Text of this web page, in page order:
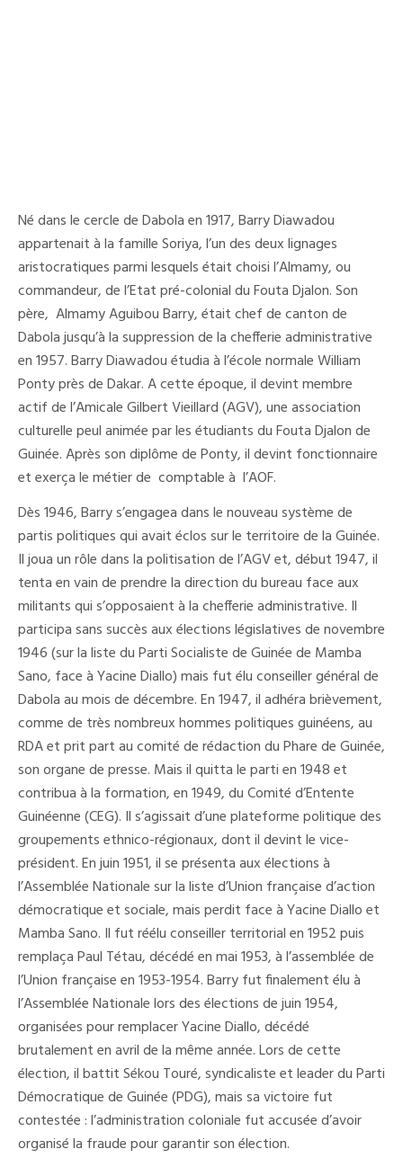
Né dans le cercle de Dabola en 1917, Barry Diawadou
appartenait à la famille Soriya, l’un des deux lignages
aristocratiques parmi lesquels était choisi l’Almamy, ou
commandeur, de l’Etat pré-colonial du Fouta Djalon. Son
père, Almamy Aguibou Barry, était chef de canton de
Dabola jusqu’à la suppression de la chefferie administrative
en 1957. Barry Diawadou étudia à l’école normale William
Ponty près de Dakar. A cette époque, il devint membre
actif de l’Amicale Gilbert Vieillard (AGV), une association
culturelle peul animée par les étudiants du Fouta Djalon de
Guinée. Après son diplôme de Ponty, il devint fonctionnaire
et exerça le métier de comptable à l’AOF.
Dès 1946, Barry s’engagea dans le nouveau système de
partis politiques qui avait éclos sur le territoire de la Guinée.
Il joua un rôle dans la politisation de l’AGV et, début 1947, il
tenta en vain de prendre la direction du bureau face aux
militants qui s’opposaient à la chefferie administrative. Il
participa sans succès aux élections législatives de novembre
1946 (sur la liste du Parti Socialiste de Guinée de Mamba
Sano, face à Yacine Diallo) mais fut élu conseiller général de
Dabola au mois de décembre. En 1947, il adhéra brièvement,
comme de très nombreux hommes politiques guinéens, au
RDA et prit part au comité de rédaction du Phare de Guinée,
son organe de presse. Mais il quitta le parti en 1948 et
contribua à la formation, en 1949, du Comité d’Entente
Guinéenne (CEG). Il s’agissait d’une plateforme politique des
groupements ethnico-régionaux, dont il devint le vice-
président. En juin 1951, il se présenta aux élections à
l’Assemblée Nationale sur la liste d’Union française d’action
démocratique et sociale, mais perdit face à Yacine Diallo et
Mamba Sano. Il fut réélu conseiller territorial en 1952 puis
remplaça Paul Tétau, décédé en mai 1953, à l’assemblée de
l’Union française en 1953-1954. Barry fut finalement élu à
l’Assemblée Nationale lors des élections de juin 1954,
organisées pour remplacer Yacine Diallo, décédé
brutalement en avril de la même année. Lors de cette
élection, il battit Sékou Touré, syndicaliste et leader du Parti
Démocratique de Guinée (PDG), mais sa victoire fut
contestée : l’administration coloniale fut accusée d’avoir
organisé la fraude pour garantir son élection.